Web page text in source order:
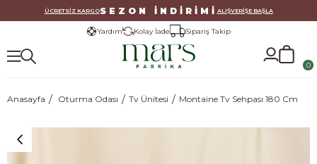
ÜCRETSİZ KARGOSEZON İNDİRİMİ ALIŞVERİŞE BAŞLA
Yardım Kolay İade Sipariş Takip
0
Anasayfa Oturma Odası Tv Ünitesi Montaine Tv Sehpası 180 Cm